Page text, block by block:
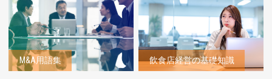
M&A用語集 飲食店経営の基礎知識